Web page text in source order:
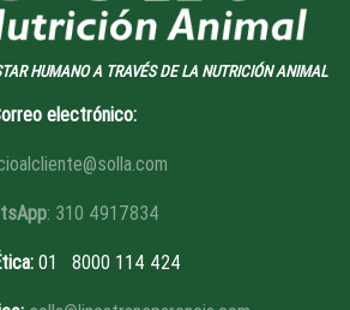
HUMANO A TRAVÉS DE LA NUTRICIÓN ANIMAL
electrónico:
: 310 4917834
:01 8000 114 424